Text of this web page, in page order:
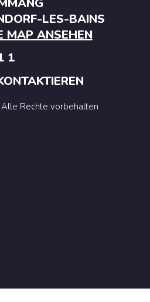
LES-BAINS
MAP ANSEHEN
1
Rechte vorbehalten